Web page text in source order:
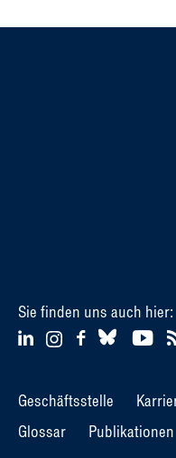
Sie finden uns auch hier:
Geschäftsstelle
Glossar
Publikationen